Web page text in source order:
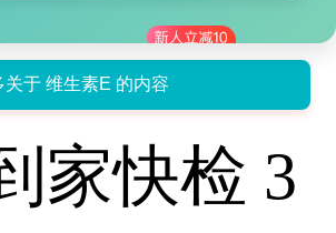
关于 维生素E 的内容
家快检 3